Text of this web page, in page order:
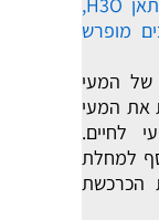
המעי ועשוי לשמש כמקור אנרגיה וחלקם מתאן H3O,
מופרש
של המעי
את המעי
לחיים.
למחלת
הכרכשת